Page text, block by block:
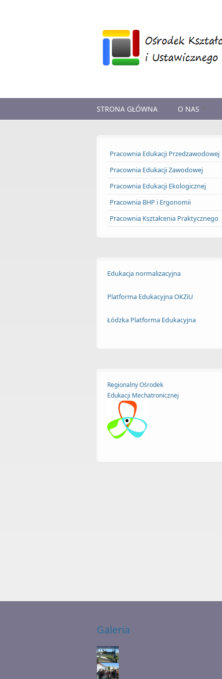
STRONA GŁÓWNA O NAS
Pracownia Edukacji Przedzawodowej
Pracownia Edukacji Zawodowej
Pracownia Edukacji Ekologicznej
Pracownia BHP i Ergonomii
Pracownia Kształcenia Praktycznego
Edukacja normalizacyjna
Platforma Edukacyjna OKZiU
Łódzka Platforma Edukacyjna
Regionalny Ośrodek
Edukacji Mechatronicznej
Galeria